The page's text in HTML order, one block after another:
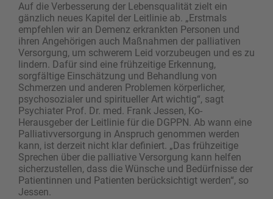
Auf die Verbesserung der Lebensqualität zielt ein
gänzlich neues Kapitel der Leitlinie ab. „Erstmals
empfehlen wir an Demenz erkrankten Personen und
ihren Angehörigen auch Maßnahmen der palliativen
Versorgung, um schwerem Leid vorzubeugen und es zu
lindern. Dafür sind eine frühzeitige Erkennung,
sorgfältige Einschätzung und Behandlung von
Schmerzen und anderen Problemen körperlicher,
psychosozialer und spiritueller Art wichtig“, sagt
Psychiater Prof. Dr. med. Frank Jessen, Ko-
Herausgeber der Leitlinie für die DGPPN. Ab wann eine
Palliativversorgung in Anspruch genommen werden
kann, ist derzeit nicht klar definiert. „Das frühzeitige
Sprechen über die palliative Versorgung kann helfen
sicherzustellen, dass die Wünsche und Bedürfnisse der
Patientinnen und Patienten berücksichtigt werden“, so
Jessen.